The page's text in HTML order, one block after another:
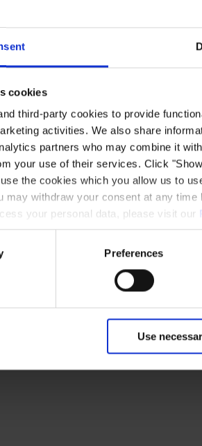
cookies
third-party cookies to provide
activities. We also share
partners who may combine it
your use of their services. Click
the cookies which you allow us to
may withdraw your consent at any time
your personal data, please visit our
Preferences
Use